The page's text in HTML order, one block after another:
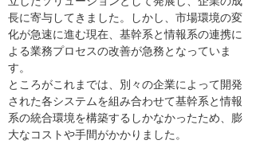
長に寄与してきました。しかし、市場環境の変
化が急速に進む現在、基幹系と情報系の連携に
よる業務プロセスの改善が急務となっていま
す。
ところがこれまでは、別々の企業によって開発
された各システムを組み合わせて基幹系と情報
系の統合環境を構築するしかなかったため、膨
大なコストや手間がかかりました。